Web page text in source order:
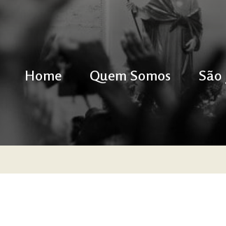
Home Quem Somos São